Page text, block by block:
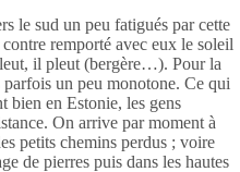
le sud un peu fatigués par cette
remporté avec eux le soleil
il pleut (bergère…). Pour la
un peu monotone. Ce qui
bien en Estonie, les gens
On arrive par moment à
petits chemins perdus ; voire
de pierres puis dans les hautes